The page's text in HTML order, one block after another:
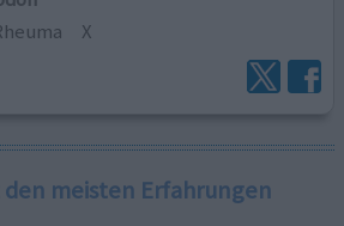
X
meisten Erfahrungen